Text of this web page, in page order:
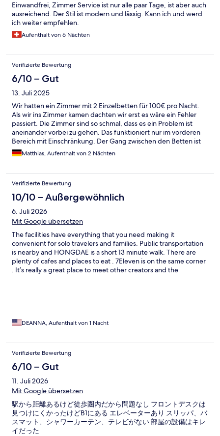
Einwandfrei, Zimmer Service ist nur alle paar Tage, ist aber auch
ausreichend. Der Stil ist modern und lässig. Kann ich und werd
ich weiter empfehlen.
Aufenthalt von 6 Nächten
Verifizierte Bewertung
6/10 – Gut
13. Juli 2025
Wir hatten ein Zimmer mit 2 Einzelbetten für 100€ pro Nacht.
Als wir ins Zimmer kamen dachten wir erst es wäre ein Fehler
passiert. Die Zimmer sind so schmal, dass es ein Problem ist
aneinander vorbei zu gehen. Das funktioniert nur im vorderen
Bereich mit Einschränkung. Der Gang zwischen den Betten ist
noch enger. Es ist wie in einem Wohnmobil. Wenn man damit
klar kommt, ist es ok. Das „Bad“ ist eine Toilette und eine
bescheiden. Für 2 Nächte ok. Ach ja, Koffer auf machen 😂 geht
gar nicht. Wir haben eine Hälfte vom Koffer unters Bett
geschoben.
Matthias, Aufenthalt von 2 Nächten
Verifizierte Bewertung
10/10 – Außergewöhnlich
6. Juli 2026
Mit Google übersetzen
The facilities have everything that you need making it
convenient for solo travelers and families. Public transportation
is nearby and HONGDAE is a short 13 minute walk. There are
plenty of cafes and places to eat . 7Eleven is on the same corner
. It’s really a great place to meet other creators and the
DEANNA, Aufenthalt von 1 Nacht
Verifizierte Bewertung
6/10 – Gut
11. Juli 2026
Mit Google übersetzen
駅から距離あるけど徒歩圏内だから問題なし フロントデスクは
見つけにくかったけどB1にある エレベーターあり スリッパ、バ
スマット、シャワーカーテン、テレビがない 部屋の設備はキレ
イだった